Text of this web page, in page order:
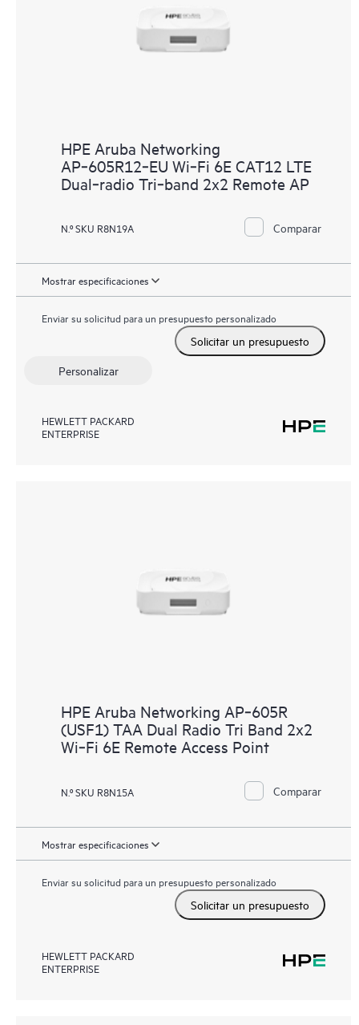
HPE Aruba Networking
AP‑605R12‑EU Wi‑Fi 6E CAT12 LTE
Dual‑radio Tri‑band 2x2 Remote AP
N.º SKU R8N19A Comparar
Mostrar especificaciones
Enviar su solicitud para un presupuesto personalizado
Solicitar un presupuesto
Personalizar
HEWLETT PACKARD
ENTERPRISE
HPE Aruba Networking AP‑605R
(USF1) TAA Dual Radio Tri Band 2x2
Wi‑Fi 6E Remote Access Point
N.º SKU R8N15A Comparar
Mostrar especificaciones
Enviar su solicitud para un presupuesto personalizado
Solicitar un presupuesto
HEWLETT PACKARD
ENTERPRISE